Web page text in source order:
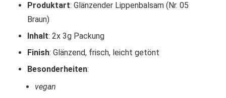
Produktart: Glänzender Lippenbalsam (Nr. 05
Braun)
Inhalt: 2x 3g Packung
Finish: Glänzend, frisch, leicht getönt
Besonderheiten:
vegan